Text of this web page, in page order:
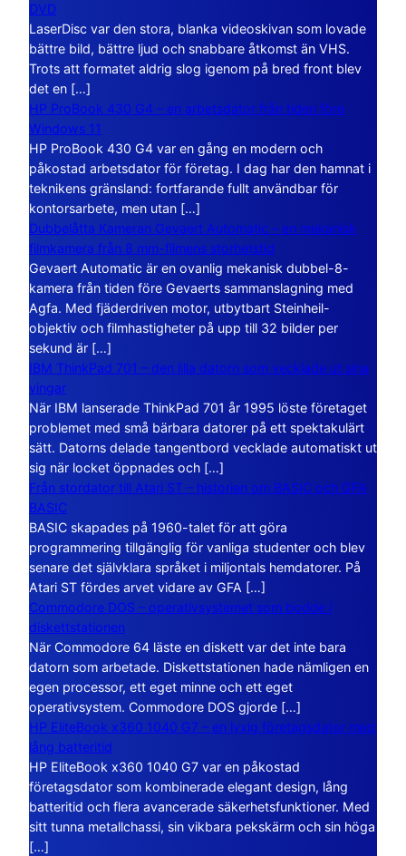
DVD
LaserDisc var den stora, blanka videoskivan som lovade
bättre bild, bättre ljud och snabbare åtkomst än VHS.
Trots att formatet aldrig slog igenom på bred front blev
det en […]
HP ProBook 430 G4 – en arbetsdator från tiden före
Windows 11
HP ProBook 430 G4 var en gång en modern och
påkostad arbetsdator för företag. I dag har den hamnat i
teknikens gränsland: fortfarande fullt användbar för
kontorsarbete, men utan […]
Dubbelåtta Kameran Gevaert Automatic – en mekanisk
filmkamera från 8 mm-filmens storhetstid
Gevaert Automatic är en ovanlig mekanisk dubbel-8-
kamera från tiden före Gevaerts sammanslagning med
Agfa. Med fjäderdriven motor, utbytbart Steinheil-
objektiv och filmhastigheter på upp till 32 bilder per
sekund är […]
IBM ThinkPad 701 – den lilla datorn som vecklade ut sina
vingar
När IBM lanserade ThinkPad 701 år 1995 löste företaget
problemet med små bärbara datorer på ett spektakulärt
sätt. Datorns delade tangentbord vecklade automatiskt ut
sig när locket öppnades och […]
Från stordator till Atari ST – historien om BASIC och GFA
BASIC
BASIC skapades på 1960-talet för att göra
programmering tillgänglig för vanliga studenter och blev
senare det självklara språket i miljontals hemdatorer. På
Atari ST fördes arvet vidare av GFA […]
Commodore DOS – operativsystemet som bodde i
diskettstationen
När Commodore 64 läste en diskett var det inte bara
datorn som arbetade. Diskettstationen hade nämligen en
egen processor, ett eget minne och ett eget
operativsystem. Commodore DOS gjorde […]
HP EliteBook x360 1040 G7 – en lyxig företagsdator med
lång batteritid
HP EliteBook x360 1040 G7 var en påkostad
företagsdator som kombinerade elegant design, lång
batteritid och flera avancerade säkerhetsfunktioner. Med
sitt tunna metallchassi, sin vikbara pekskärm och sin höga
[…]